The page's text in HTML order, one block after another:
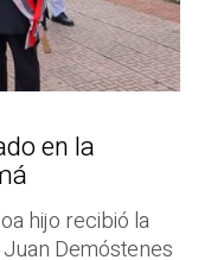
en la
hijo recibió la
Demóstenes